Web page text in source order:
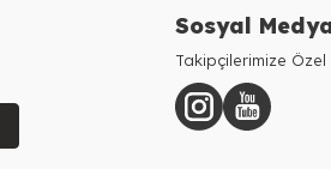
Sosyal
Takipçilerimize